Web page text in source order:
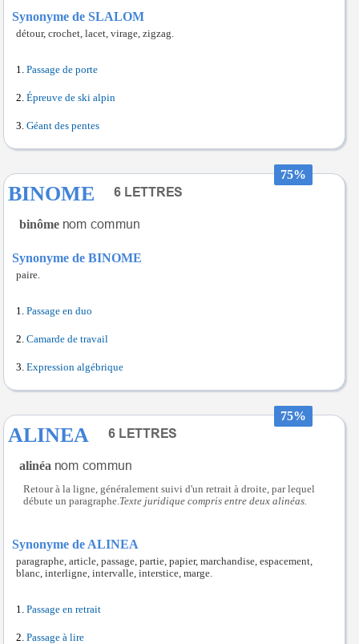
Synonyme de SLALOM
détour, crochet, lacet, virage, zigzag.
Passage de porte
Épreuve de ski alpin
Géant des pentes
75%
BINOME
binôme
Synonyme de BINOME
paire.
Passage en duo
Camarde de travail
Expression algébrique
75%
ALINEA
alinéa
Retour à la ligne, généralement suivi d'un retrait à droite, par lequel
débute un paragraphe. Texte juridique compris entre deux alinéas.
Synonyme de ALINEA
paragraphe, article, passage, partie, papier, marchandise, espacement,
blanc, interligne, intervalle, interstice, marge.
Passage en retrait
Passage à lire